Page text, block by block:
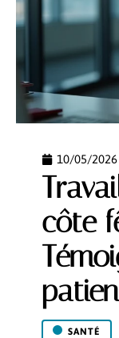
10/05/2026
côte
SANTÉ